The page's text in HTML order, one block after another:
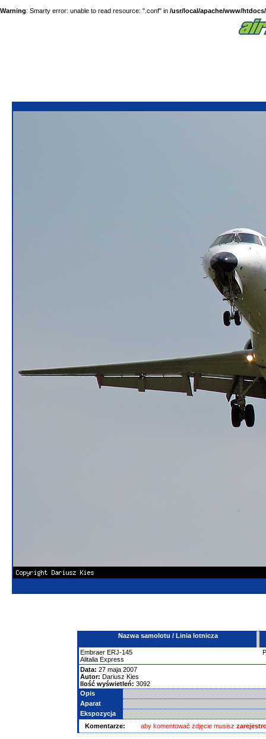
Warning: Smarty error: unable to read resource: ".conf" in /usr/local/apache/www/
Nazwa samolotu / Linia lotnicza
Embraer ERJ-145
Alitalia Express
Data: 27 maja 2007
Autor: Dariusz Kies
Ilość wyświetleń: 3092
Opis
Aparat
Ekspozycja
Komentarze:
aby komentować zdjęcie musisz